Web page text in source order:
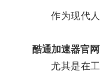
作为现代人
酷通加速器官
尤其是在工